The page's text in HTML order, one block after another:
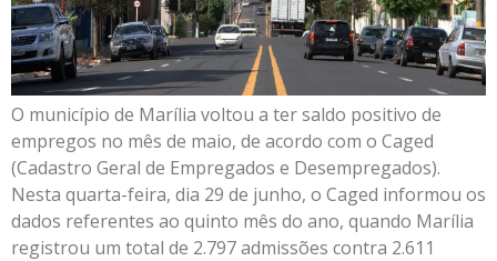
O município de Marília voltou a ter saldo positivo de
empregos no mês de maio, de acordo com o Caged
(Cadastro Geral de Empregados e Desempregados).
Nesta quarta-feira, dia 29 de junho, o Caged informou os
dados referentes ao quinto mês do ano, quando Marília
registrou um total de 2.797 admissões contra 2.611